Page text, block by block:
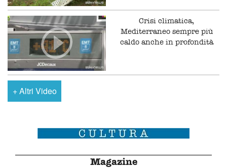
Crisi climatica,
Mediterraneo sempre più
caldo anche in profondità
+Altri Video
Magazine